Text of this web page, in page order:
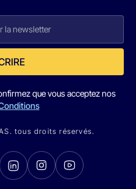
que vous acceptez nos
tous droits réservés.